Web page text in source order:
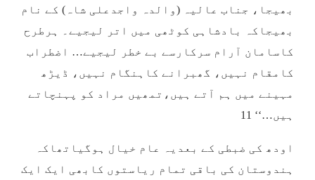
بھیجا، جناب عالیہ (والدہ واجدعلی شاہ) کے نام
بھیجاکہ بادشاہی کوٹھی میں اتر لیجیے۔ ہرطرح
کاسامان آرام سرکارسے بے خطر لیجیے… اضطراب
کامقام نہیں، گھبرانے کاہنگام نہیں، ڈیڑھ
مہینے میں ہم آتے ہیں،تمھیں مراد کو پہنچاتے
ہیں…‘‘ 11
اودھ کی ضبطی کے بعدیہ عام خیال ہوگیاتھاکہ
ہندوستان کی باقی تمام ریاستوں کابھی ایک ایک